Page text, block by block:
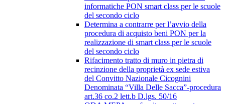
informatiche PON smart class per le scuole
del secondo ciclo
Determina a contrarre per l’avvio della
procedura di acquisto beni PON per la
realizzazione di smart class per le scuole
del secondo ciclo
Rifacimento tratto di muro in pietra di
recinzione della proprietà ex sede estiva
del Convitto Nazionale Cicognini
Denominata “Villa Delle Sacca”-procedura
art.36 co.2 lett.b D.lgs. 50/16